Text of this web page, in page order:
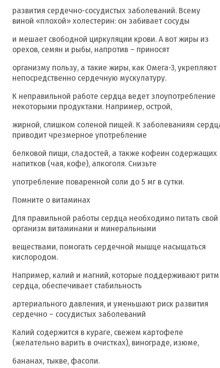
развития сердечно-сосудистых заболеваний. Всему
виной «плохой» холестерин: он забивает сосуды
и мешает свободной циркуляции крови. А вот жиры из
орехов, семян и рыбы, напротив – приносят
организму пользу, а такие жиры, как Омега-3, укрепляют
непосредственно сердечную мускулатуру.
К неправильной работе сердца ведет злоупотребление
некоторыми продуктами. Например, острой,
жирной, слишком соленой пищей. К заболеваниям
приводит чрезмерное употребление
белковой пищи, сладостей, а также кофеин содержащих
напитков (чая, кофе), алкоголя. Снизьте
употребление поваренной соли до 5 мг в сутки.
Помните о витаминах
Для правильной работы сердца необходимо питать свой
организм витаминами и минеральными
веществами, помогать сердечной мышце насыщаться
кислородом.
Например, калий и магний, которые поддерживают ритм
сердца, обеспечивает стабильность
артериального давления, и уменьшают риск развития
сердечно – сосудистых заболеваний
Калий содержится в кураге, свежем картофеле
(желательно варить в очистках), винограде, изюме,
бананах, тыкве, фасоли.